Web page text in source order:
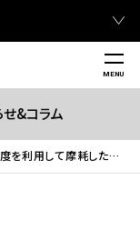
MENU
せ&コラム
KeyShotで、不透明度を利用して摩耗したエッジを作成する方法